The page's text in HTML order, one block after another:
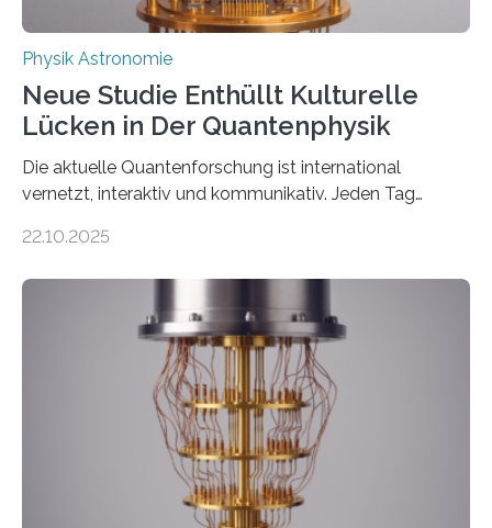
Physik Astronomie
Neue Studie Enthüllt Kulturelle
Lücken in Der Quantenphysik
Die aktuelle Quantenforschung ist international
vernetzt, interaktiv und kommunikativ. Jeden Tag
oft von Autor*innen, die eng zusammenarbeiten. Neue
werden schnell weiterentwickelt. Dies ist der Alltag in
der Forschung der Quantentheorie, die dieses Jahr 100
Jahre alt geworden ist, weshalb die UNESCO 2025 zum
Internationalen Jahr der Quantenwissenschaft und -
technologie ausgerufen hat. Doch nun hat eine
internationale Forschungsgruppe um den
22.10.2025